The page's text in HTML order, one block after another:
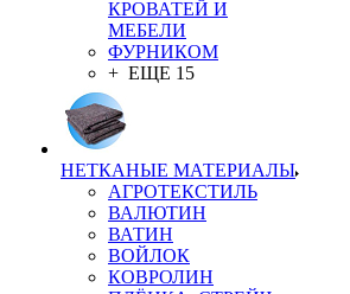
КРОВАТЕЙ И
МЕБЕЛИ
ФУРНИКОМ
+ ЕЩЕ 15
НЕТКАНЫЕ МАТЕРИАЛЫ
АГРОТЕКСТИЛЬ
ВАЛЮТИН
ВАТИН
ВОЙЛОК
КОВРОЛИН